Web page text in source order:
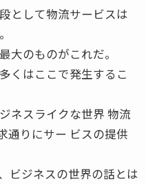
として物流サービスは
大のものがこれだ。
くはここで発生するこ
ネスライクな世界 物流
通りにサー ビスの提供
ビジネスの世界の話とは